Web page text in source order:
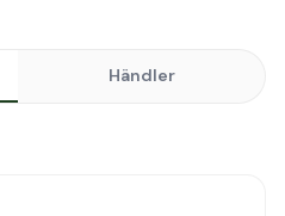
Händler